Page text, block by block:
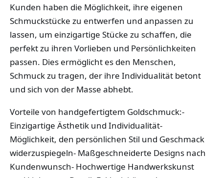
Kunden haben die Möglichkeit, ihre eigenen
Schmuckstücke zu entwerfen und anpassen zu
lassen, um einzigartige Stücke zu schaffen, die
perfekt zu ihren Vorlieben und Persönlichkeiten
passen. Dies ermöglicht es den Menschen,
Schmuck zu tragen, der ihre Individualität betont
und sich von der Masse abhebt.
Vorteile von handgefertigtem Goldschmuck:-
Einzigartige Ästhetik und Individualität-
Möglichkeit, den persönlichen Stil und Geschmack
widerzuspiegeln- Maßgeschneiderte Designs nach
Kundenwunsch- Hochwertige Handwerkskunst